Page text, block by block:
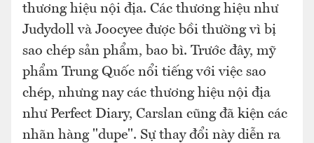
thương hiệu nội địa. Các thương hiệu như
Judydoll và Joocyee được bồi thường vì bị
sao chép sản phẩm, bao bì. Trước đây, mỹ
phẩm Trung Quốc nổi tiếng với việc sao
chép, nhưng nay các thương hiệu nội địa
như Perfect Diary, Carslan cũng đã kiện các
nhãn hàng "dupe". Sự thay đổi này diễn ra